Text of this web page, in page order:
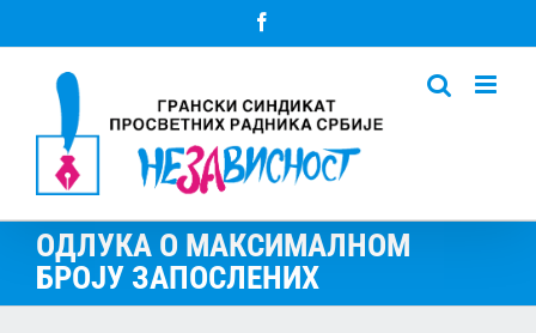
to
ОДЛУКА О МАКСИМАЛНОМ
БРОЈУ ЗАПОСЛЕНИХ